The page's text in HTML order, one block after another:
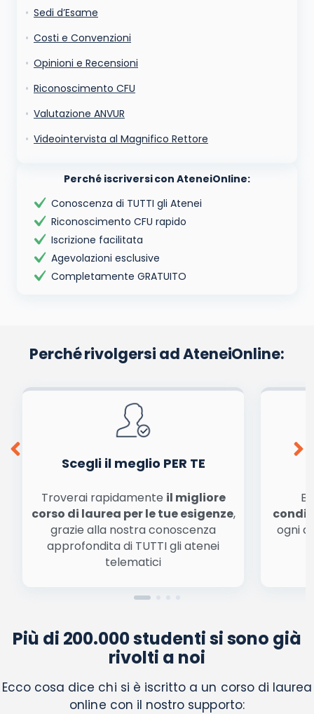
Sedi d’Esame
Costi e Convenzioni
Opinioni e Recensioni
Riconoscimento CFU
Valutazione ANVUR
Videointervista al Magnifico Rettore
Perché iscriversi con AteneiOnline:
Conoscenza di TUTTI gli Atenei
Riconoscimento CFU rapido
Iscrizione facilitata
Agevolazioni esclusive
Completamente GRATUITO
Perché rivolgersi ad AteneiOnline:
Scegli il meglio PER TE
Troverai rapidamente il migliore
corso di laurea per le tue esigenze,
grazie alla nostra conoscenza
approfondita di TUTTI gli atenei
telematici
ogni
Più di 200.000 studenti si sono già
rivolti a noi
Ecco cosa dice chi si è iscritto a un corso di laurea
online con il nostro supporto: